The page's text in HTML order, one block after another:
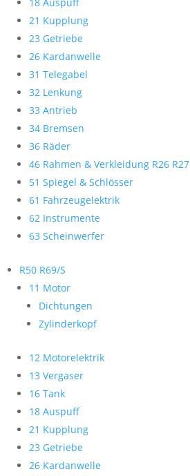
21 Kupplung
23 Getriebe
26 Kardanwelle
31 Telegabel
32 Lenkung
33 Antrieb
34 Bremsen
36 Räder
46 Rahmen & Verkleidung R26 R27
51 Spiegel & Schlösser
61 Fahrzeugelektrik
62 Instrumente
63 Scheinwerfer
R50 R69/S
11 Motor
Dichtungen
Zylinderkopf
12 Motorelektrik
13 Vergaser
16 Tank
18 Auspuff
21 Kupplung
23 Getriebe
26 Kardanwelle